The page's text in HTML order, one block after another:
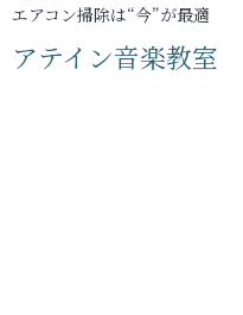
エアコン掃除は“今”が最適
アテイン音楽教室